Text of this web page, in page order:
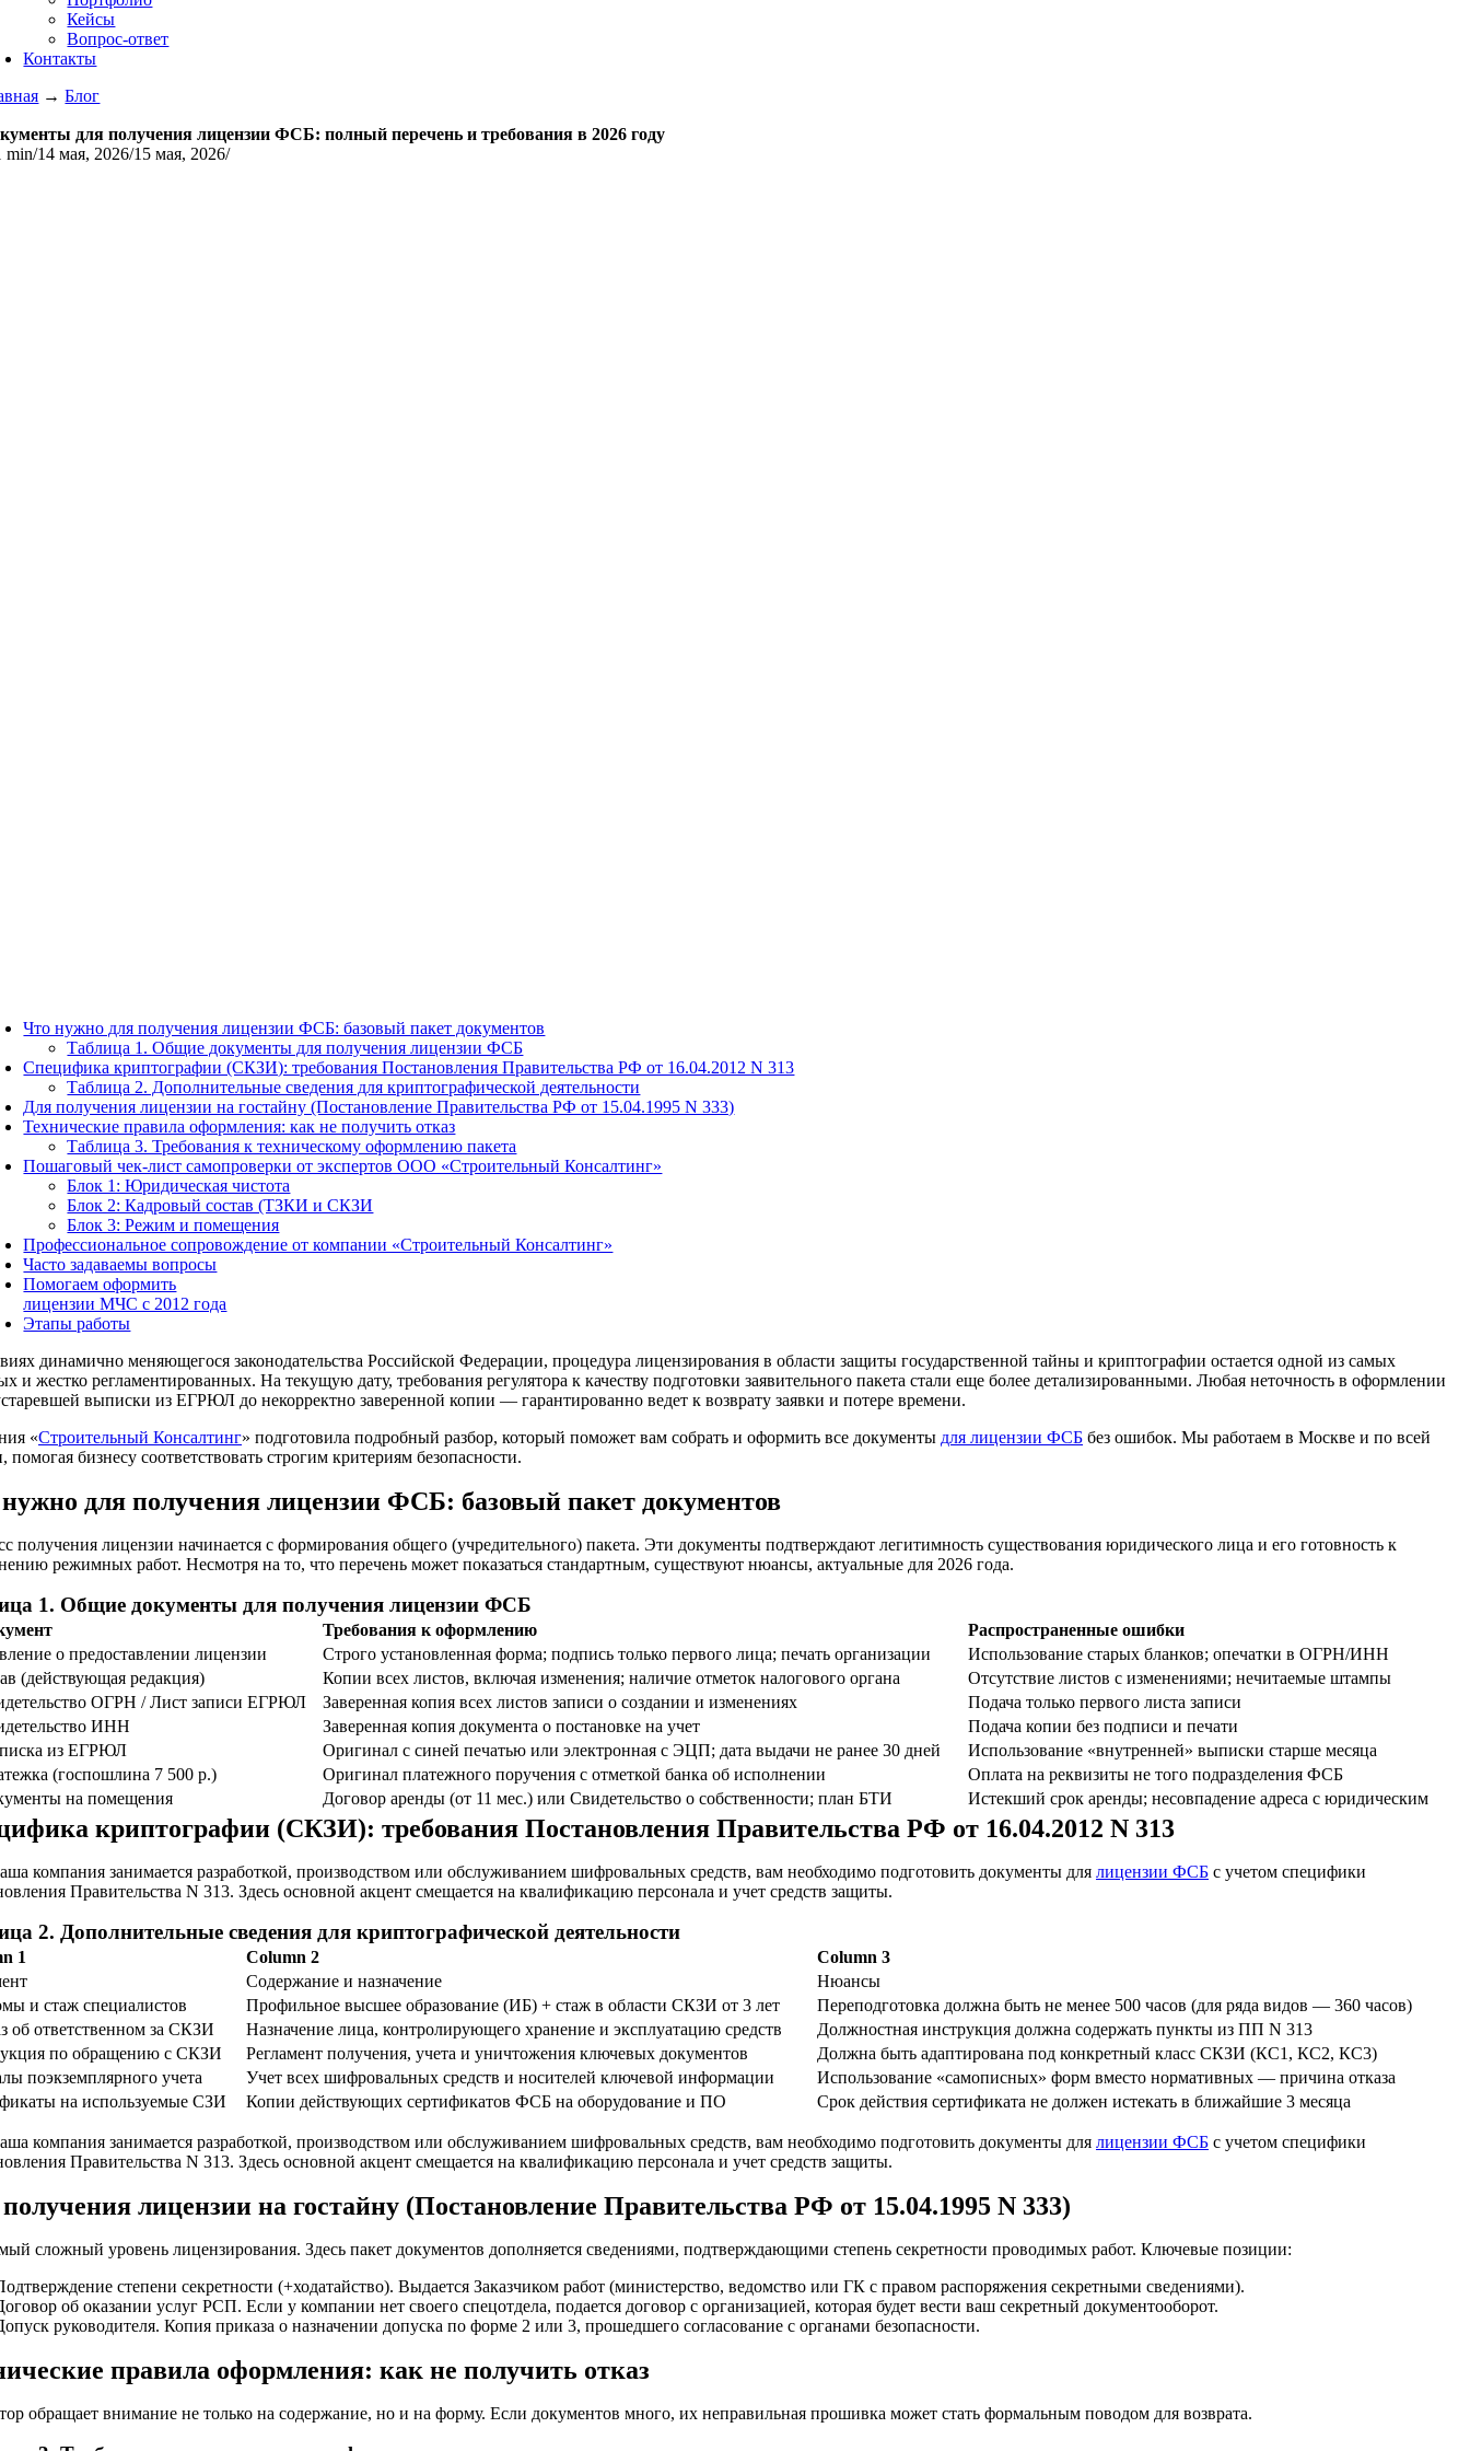
Кейсы
Вопрос-ответ
Контакты
→Блог
для получения лицензии ФСБ: полный перечень и требования в 2026 году
min/14 мая, 2026/15 мая, 2026/
Что нужно для получения лицензии ФСБ: базовый пакет документов
Таблица 1. Общие документы для получения лицензии ФСБ
Специфика криптографии (СКЗИ): требования Постановления Правительства РФ от 16.04.2012 N 313
Таблица 2. Дополнительные сведения для криптографической деятельности
Для получения лицензии на гостайну (Постановление Правительства РФ от 15.04.1995 N 333)
Технические правила оформления: как не получить отказ
Таблица 3. Требования к техническому оформлению пакета
Пошаговый чек-лист самопроверки от экспертов ООО «Строительный Консалтинг»
Блок 1: Юридическая чистота
Блок 2: Кадровый состав (ТЗКИ и СКЗИ
Блок 3: Режим и помещения
Профессиональное сопровождение от компании «Строительный Консалтинг»
Часто задаваемы вопросы
Помогаем оформить
лицензии МЧС с 2012 года
Этапы работы
динамично меняющегося законодательства Российской Федерации, процедура лицензирования в области защиты государственной тайны и криптографии остается одной из самых
и жестко регламентированных. На текущую дату, требования регулятора к качеству подготовки заявительного пакета стали еще более детализированными. Любая неточность в оформлении
выписки из ЕГРЮЛ до некорректно заверенной копии — гарантированно ведет к возврату заявки и потере времени.
«Строительный Консалтинг» подготовила подробный разбор, который поможет вам собрать и оформить все документы для лицензии ФСБ без ошибок. Мы работаем в Москве и по всей
помогая бизнесу соответствовать строгим критериям безопасности.
для получения лицензии ФСБ: базовый пакет документов
получения лицензии начинается с формирования общего (учредительного) пакета. Эти документы подтверждают легитимность существования юридического лица и его готовность к
режимных работ. Несмотря на то, что перечень может показаться стандартным, существуют нюансы, актуальные для 2026 года.
1. Общие документы для получения лицензии ФСБ
Требования к оформлению
Распространенные ошибки
о предоставлении лицензии
Строго установленная форма; подпись только первого лица; печать организации
Использование старых бланков; опечатки в ОГРН/ИНН
(действующая редакция)
Копии всех листов, включая изменения; наличие отметок налогового органа
Отсутствие листов с изменениями; нечитаемые штампы
ОГРН / Лист записи ЕГРЮЛ
Заверенная копия всех листов записи о создании и изменениях
Подача только первого листа записи
ИНН
Заверенная копия документа о постановке на учет
Подача копии без подписи и печати
из ЕГРЮЛ
Оригинал с синей печатью или электронная с ЭЦП; дата выдачи не ранее 30 дней
Использование «внутренней» выписки старше месяца
(госпошлина 7 500 р.)
Оригинал платежного поручения с отметкой банка об исполнении
Оплата на реквизиты не того подразделения ФСБ
на помещения
Договор аренды (от 11 мес.) или Свидетельство о собственности; план БТИ Истекший срок аренды; несовпадение адреса с юридическим
криптографии (СКЗИ): требования Постановления Правительства РФ от 16.04.2012 N 313
компания занимается разработкой, производством или обслуживанием шифровальных средств, вам необходимо подготовить документы для лицензии ФСБ с учетом специфики
Правительства N 313. Здесь основной акцент смещается на квалификацию персонала и учет средств защиты.
2. Дополнительные сведения для криптографической деятельности
1 Column 2
Column 3
Содержание и назначение
Нюансы
и стаж специалистов
Профильное высшее образование (ИБ) + стаж в области СКЗИ от 3 лет
Переподготовка должна быть не менее 500 часов (для ряда видов — 360 часов)
об ответственном за СКЗИ
Назначение лица, контролирующего хранение и эксплуатацию средств
Должностная инструкция должна содержать пункты из ПП N 313
по обращению с СКЗИ
Регламент получения, учета и уничтожения ключевых документов
Должна быть адаптирована под конкретный класс СКЗИ (КС1, КС2, КС3)
поэкземплярного учета
Учет всех шифровальных средств и носителей ключевой информации
Использование «самописных» форм вместо нормативных — причина отказа
на используемые СЗИ
Копии действующих сертификатов ФСБ на оборудование и ПО Срок действия сертификата не должен истекать в ближайшие 3 месяца
компания занимается разработкой, производством или обслуживанием шифровальных средств, вам необходимо подготовить документы для лицензии ФСБ с учетом специфики
Правительства N 313. Здесь основной акцент смещается на квалификацию персонала и учет средств защиты.
лицензии на гостайну (Постановление Правительства РФ от 15.04.1995 N 333)
сложный уровень лицензирования. Здесь пакет документов дополняется сведениями, подтверждающими степень секретности проводимых работ. Ключевые позиции:
степени секретности (+ходатайство). Выдается Заказчиком работ (министерство, ведомство или ГК с правом распоряжения секретными сведениями).
об оказании услуг РСП. Если у компании нет своего спецотдела, подается договор с организацией, которая будет вести ваш секретный документооборот.
руководителя. Копия приказа о назначении допуска по форме 2 или 3, прошедшего согласование с органами безопасности.
правила оформления: как не получить отказ
обращает внимание не только на содержание, но и на форму. Если документов много, их неправильная прошивка может стать формальным поводом для возврата.